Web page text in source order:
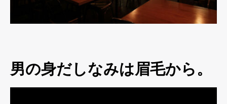
男の身だしなみは眉毛から。